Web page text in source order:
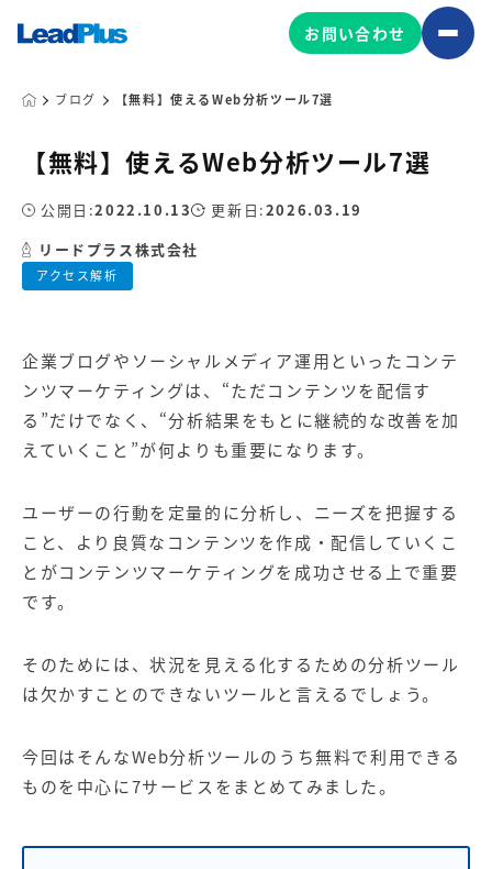
広告プロモーション
Web制作
マーケティングコンサルティング
マーケティング基盤
マーケティング基盤の製品
サイトアクセス解析ダッシュ
ボード
HubSpot導入・運用
マーケティングサービスの製品
ア
マーケティングサービス
ング
サービス
【IT企業向け】マーケティン
グ
SNSアカウント運用代行サー
広告プロモーションの製品
Web広告サービス
Web広告パッケージ
お問い合わせ
ブログ 【無料】使えるWeb分析ツール7選
【無料】使えるWeb分析ツール7選
アクセス解析
公開日:2022.10.13 更新日:2026.03.19
リードプラス株式会社
企業ブログや ソーシャルメディア運用といった コンテ
ンツマーケティングは、“ただコンテンツを配信す
る”だけでなく、“分析結果をもとに継続的な改善を加
えていくこと”が何よりも重要になります。
ユーザーの行動を定量的に分析し、ニーズを把握する
こと、より良質なコンテンツを作成・配信していくこ
とがコンテンツマーケティングを成功させる上で重要
です。
そのためには、状況を見える化するための分析ツール
は欠かすことのできないツールと言えるでしょう。
今回はそんなWeb分析ツールのうち無料で利用できる
ものを中心に7サービスをまとめてみました。